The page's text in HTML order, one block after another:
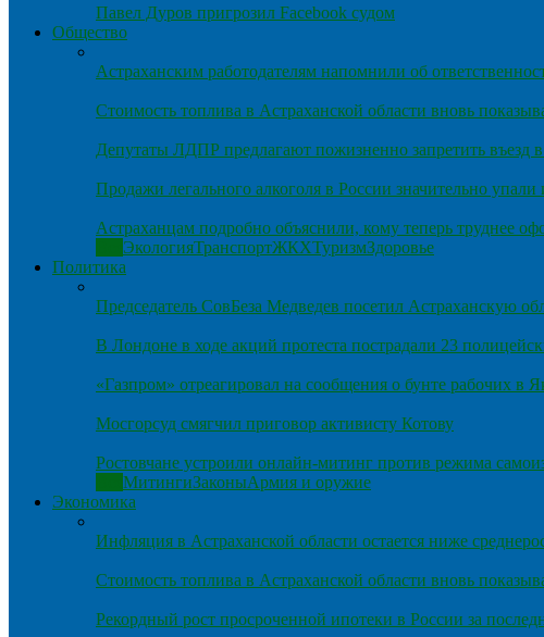
Павел Дуров пригрозил Facebook судом
Общество
Астраханским работодателям напомнили об
Стоимость топлива в Астраханской области вновь
Депутаты ЛДПР предлагают пожизненно запретить въезд
Продажи легального алкоголя в России значительно упали
Астраханцам подробно объяснили, кому теперь труднее
ЭкологияТранспортЖКХТуризмЗдоровье
Политика
Председатель СовБеза Медведев посетил Астраханскую
В Лондоне в ходе акций протеста пострадали 23
«Газпром» отреагировал на сообщения о бунте рабочих в
Мосгорсуд смягчил приговор активисту Котову
Ростовчане устроили онлайн-митинг против режима
МитингиЗаконыАрмия и оружие
Экономика
Инфляция в Астраханской области остается ниже
Стоимость топлива в Астраханской области вновь
Рекордный рост просроченной ипотеки в России за